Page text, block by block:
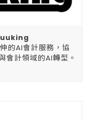
的AI會計服務，協
會計領域的AI轉型。